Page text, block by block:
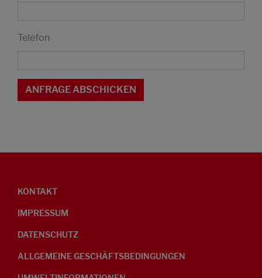
Telefon
KONTAKT
IMPRESSUM
DATENSCHUTZ
ALLGEMEINE GESCHÄFTSBEDINGUNGEN